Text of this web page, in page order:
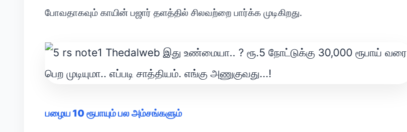
போவதாகவும் காயின் பஜார் தளத்தில் சிலவற்றை பார்க்க முடிகிறது.
பழைய 10 ரூபாயும் பல அம்சங்களும்